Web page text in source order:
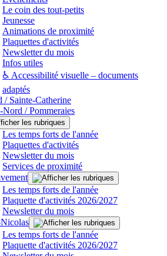
Le coin des tout-petits
Jeunesse
Animations de proximité
Plaquettes d'activités
Newsletter du mois
Infos utiles
♿ Accessibilité visuelle – documents
adaptés
/ Sainte-Catherine
/ Pommeraies
Les temps forts de l'année
Plaquettes d'activités
Newsletter du mois
Services de proximité
Les temps forts de l'année
Plaquette d'activités 2026/2027
Newsletter du mois
Les temps forts de l'année
Plaquette d'activités 2026/2027